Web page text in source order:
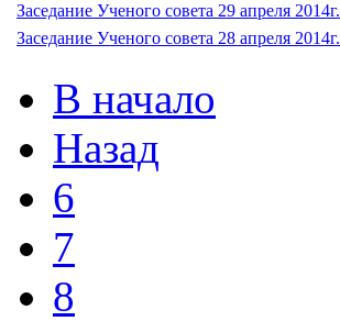
Заседание Ученого совета 29 апреля 2014г.
Заседание Ученого совета 28 апреля 2014г.
В начало
Назад
6
7
8